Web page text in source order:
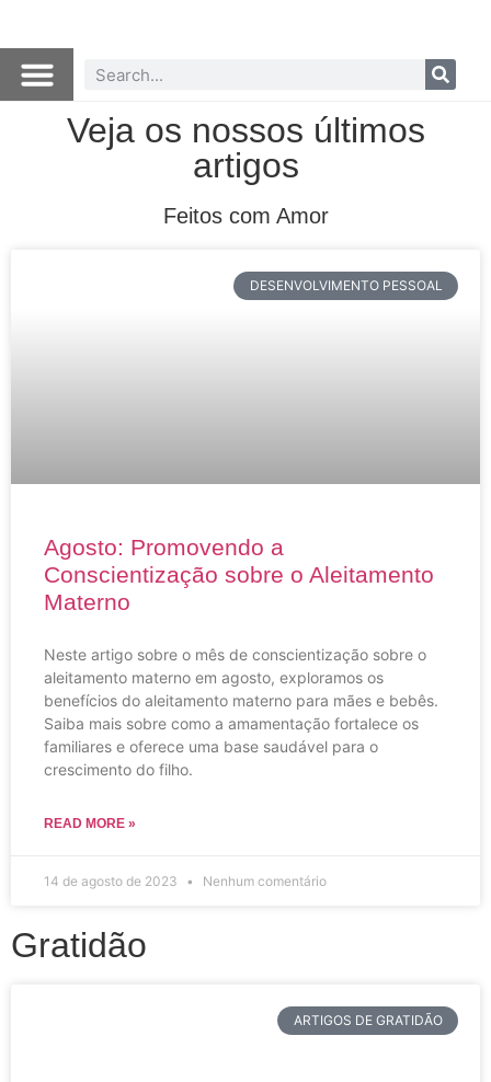
Veja os nossos últimos
artigos
Feitos com Amor
DESENVOLVIMENTO PESSOAL
Agosto: Promovendo a
Conscientização sobre o Aleitamento
Materno
Neste artigo sobre o mês de conscientização sobre o
aleitamento materno em agosto, exploramos os
benefícios do aleitamento materno para mães e bebês.
Saiba mais sobre como a amamentação fortalece os
familiares e oferece uma base saudável para o
crescimento do filho.
READ MORE »
14 de agosto de 2023 Nenhum comentário
Gratidão
ARTIGOS DE GRATIDÃO